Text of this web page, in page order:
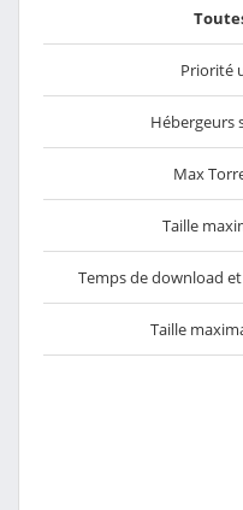
Priorité
Hébergeurs
Max
Taille
Temps de download
Taille